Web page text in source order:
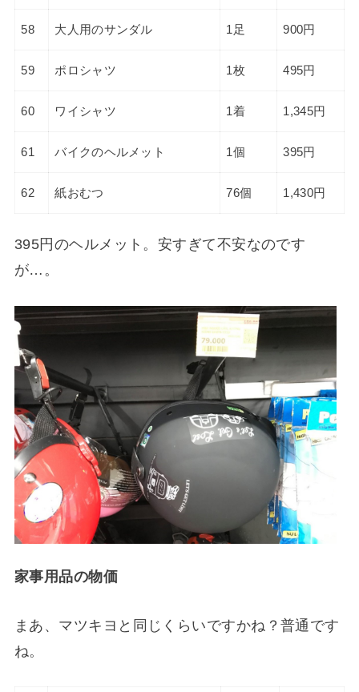
58 大人用のサンダル 1足 900円
59 ポロシャツ 1枚 495円
60 ワイシャツ 1着 1,345円
61 バイクのヘルメット 1個 395円
62 紙おむつ 76個 1,430円
395円のヘルメット。安すぎて不安なのです
が…。
家事用品の物価
まあ、マツキヨと同じくらいですかね？普通です
ね。